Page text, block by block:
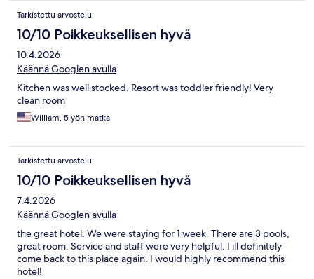
Tarkistettu arvostelu
10/10 Poikkeuksellisen hyvä
10.4.2026
Käännä Googlen avulla
Kitchen was well stocked. Resort was toddler friendly! Very
clean room
William, 5 yön matka
Tarkistettu arvostelu
10/10 Poikkeuksellisen hyvä
7.4.2026
Käännä Googlen avulla
the great hotel. We were staying for 1 week. There are 3 pools,
great room. Service and staff were very helpful. I ill definitely
come back to this place again. I would highly recommend this
hotel!